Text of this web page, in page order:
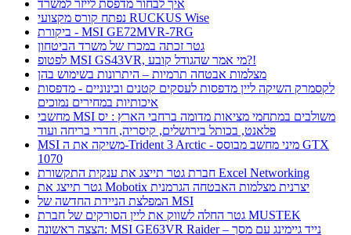
איך לבחור מדפסת לייזר למשרד
נפתח קורס מקצועי RUCKUS Wise
ביקורת - MSI GE72MVR-7RG
גטר זכתה במכרז של משרד הביטחון
לפטופ MSI GS43VR, מי אמר שהגודל קובע?!
מצלמות אבטחה תרמיות – היתרונות בשימוש בהן
לקסמרק השיקה ליין מדפסות לעסקים קטנים ובינוניים - מדפסות
איכותיות במחירים נמוכים
מחשבי MSI משולבים במתחמי מציאות מדומה ברחבי הארץ : יס
פלאנט, בכותל בירושלים, קיסריה, חדרי בריחה ועוד
MSI משיקה את ה-Trident 3 Arctic - מיני מחשב מבוסס GTX
1070
חברת גטר תייצג את ענקית התקשורת Excel Networking
גטר תייצג את Mobotix יצרנית מצלמות האבטחה הגרמנית
המפלצת הניידת החדשה של MSI
גטר החלה לשווק את ליין הסורקים של חברת MUSTEK
הצצה ראשונה: MSI GE63VR Raider – נייד גיימינג עם מסך